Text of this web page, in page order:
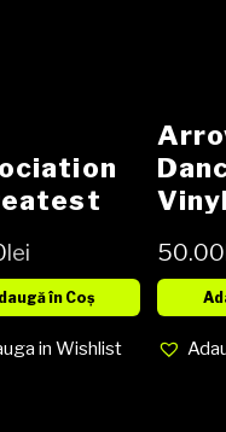
lei
în Coș
in Wishlist
EX,
50.00